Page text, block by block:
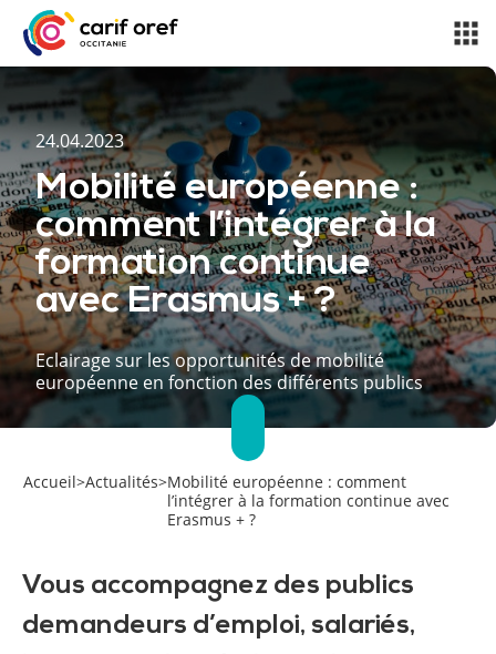
24.04.2023
Mobilité européenne :
comment l’intégrer à la
formation continue
avec Erasmus + ?
Eclairage sur les opportunités de mobilité
européenne en fonction des différents publics
Accueil>Actualités>Mobilité européenne : comment
l’intégrer à la formation continue avec
Erasmus + ?
Vous accompagnez des publics
demandeurs d’emploi, salariés,